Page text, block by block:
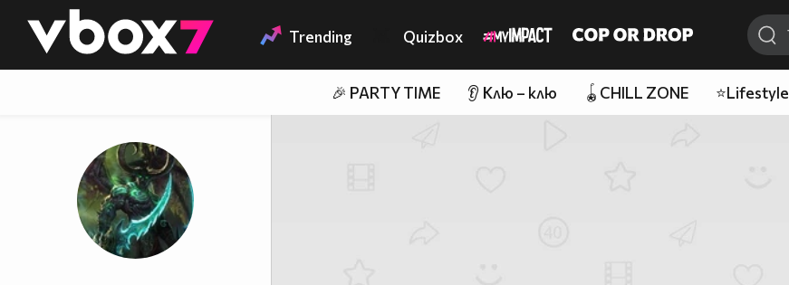
👾 Trending Quizbox
🎉 PARTY TIME 👂 Клю – клю 🪀CHILL ZONE ⭐Lifestyle